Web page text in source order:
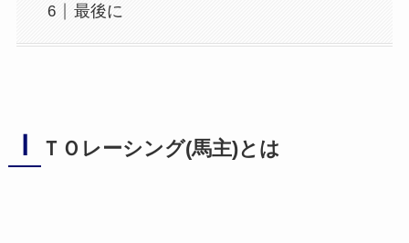
最後に
Ｉ ＴＯレーシング(馬主)とは